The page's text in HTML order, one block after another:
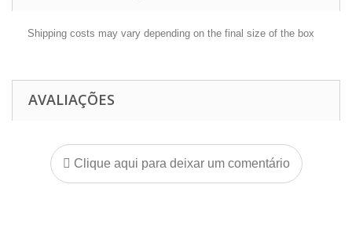
Shipping costs may vary depending on the final size of the box
AVALIAÇÕES
Clique aqui para deixar um comentário